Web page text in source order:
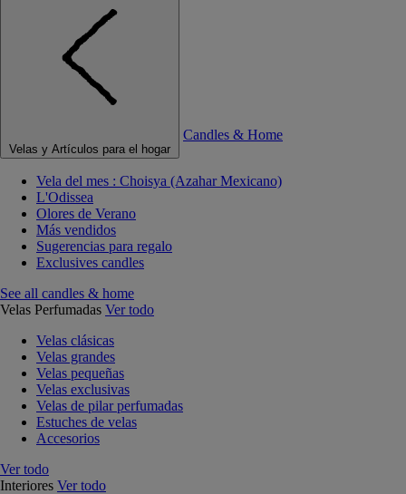
Velas y Artículos para el hogar
Candles & Home
Vela del mes : Choisya (Azahar Mexicano)
L'Odissea
Olores de Verano
Más vendidos
Sugerencias para regalo
Exclusives candles
See all candles & home
Velas Perfumadas Ver todo
Velas clásicas
Velas grandes
Velas pequeñas
Velas exclusivas
Velas de pilar perfumadas
Estuches de velas
Accesorios
Ver todo
Interiores Ver todo